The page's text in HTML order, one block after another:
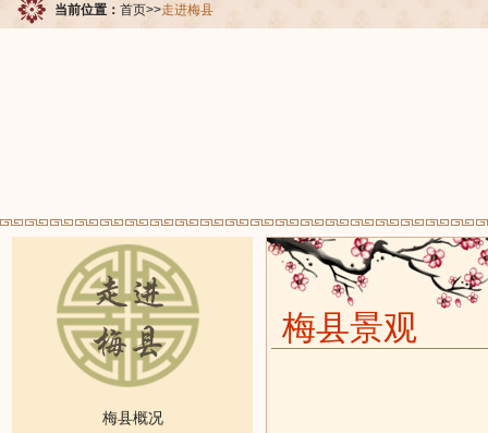
当前位置： 首页>>走进梅县
梅县概况
梅县景观